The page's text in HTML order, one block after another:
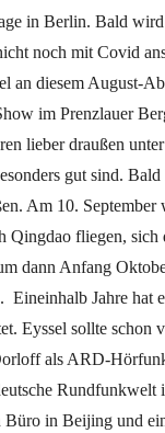
in Berlin. Bald
noch mit Covid
an diesem August-
im Prenzlauer
lieber draußen
gut sind.
Am 10. September
Qingdao fliegen, sich
dann Anfang
Eineinhalb Jahre hat
Eyssel sollte schon
als ARD-
Rundfunkwelt
in Beijing und